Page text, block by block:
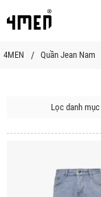
4MEN Quần Jean Nam
Lọc danh mục